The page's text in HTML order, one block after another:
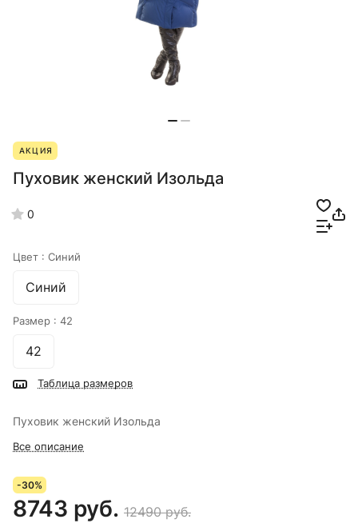
АКЦИЯ
Пуховик женский Изольда
0
Цвет : Синий
Синий
Размер : 42
42
Таблица размеров
Пуховик женский Изольда
Все описание
-30%
8743 руб. 12490 руб.